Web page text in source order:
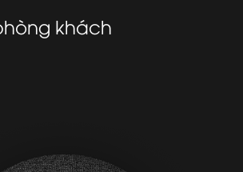
khách